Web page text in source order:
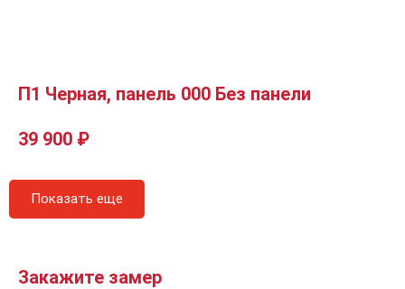
П1 Черная, панель 000 Без панели
39 900 ₽
Показать еще
Закажите замер